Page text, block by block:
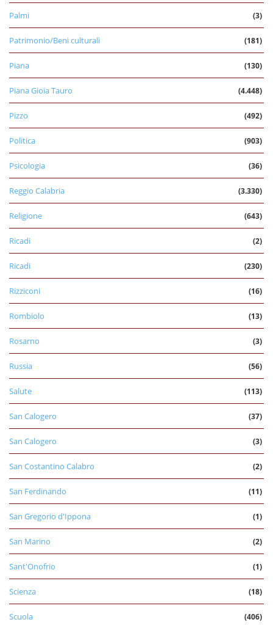
Palmi (3)
Patrimonio/Beni culturali (181)
Piana (130)
Piana Gioia Tauro (4.448)
Pizzo (492)
Politica (903)
Psicologia (36)
Reggio Calabria (3.330)
Religione (643)
Ricadi (2)
Ricadi (230)
Rizziconi (16)
Rombiolo (13)
Rosarno (3)
Russia (56)
Salute (113)
San Calogero (37)
San Calogero (3)
San Costantino Calabro (2)
San Ferdinando (11)
San Gregorio d'Ippona (1)
San Marino (2)
Sant'Onofrio (1)
Scienza (18)
Scuola (406)